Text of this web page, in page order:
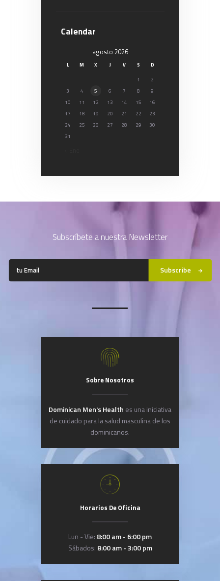
Calendar
agosto 2026
L M X J V S
D
1
2
3
4 5 6 7 8
9
10
11 12 13 14 15
16
17
18 19 20 21 22
23
24
25 26 27 28 29
30
31
Subscríbete a nuestra Newsletter
Subscribe
Sobre Nosotros
Dominican Men's Health es una iniciativa
de cuidado para la salud masculina de los
dominicanos.
Horarios De Oficina
Lun - Vie: 8:00 am - 6:00 pm
Sábados: 8:00 am - 3:00 pm